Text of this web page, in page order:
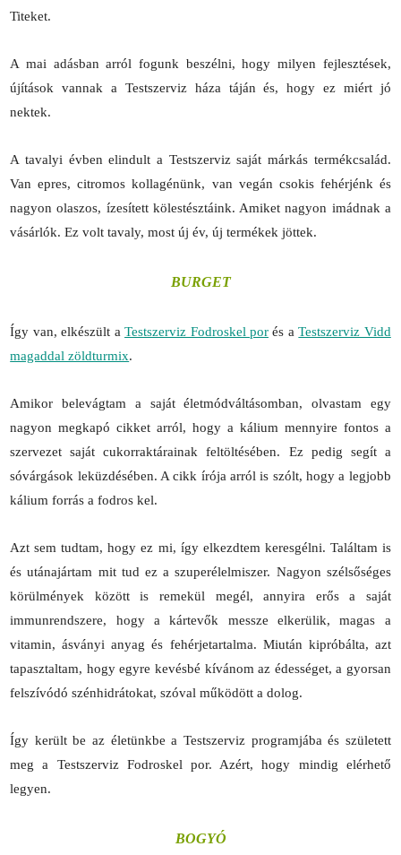
Titeket.
A mai adásban arról fogunk beszélni, hogy milyen fejlesztések,
újítások vannak a Testszerviz háza táján és, hogy ez miért jó
nektek.
A tavalyi évben elindult a Testszerviz saját márkás termékcsalád.
Van epres, citromos kollagénünk, van vegán csokis fehérjénk és
nagyon olaszos, ízesített kölestésztáink. Amiket nagyon imádnak a
vásárlók. Ez volt tavaly, most új év, új termékek jöttek.
BURGET
Így van, elkészült aTestszerviz Fodroskel porés aTestszerviz Vidd
magaddal zöldturmix.
Amikor belevágtam a saját életmódváltásomban, olvastam egy
nagyon megkapó cikket arról, hogy a kálium mennyire fontos a
szervezet saját cukorraktárainak feltöltésében. Ez pedig segít a
sóvárgások leküzdésében. A cikk írója arról is szólt, hogy a legjobb
kálium forrás a fodros kel.
Azt sem tudtam, hogy ez mi, így elkezdtem keresgélni. Találtam is
és utánajártam mit tud ez a szuperélelmiszer. Nagyon szélsőséges
körülmények között is remekül megél, annyira erős a saját
immunrendszere, hogy a kártevők messze elkerülik, magas a
vitamin, ásványi anyag és fehérjetartalma. Miután kipróbálta, azt
tapasztaltam, hogy egyre kevésbé kívánom az édességet, a gyorsan
felszívódó szénhidrátokat, szóval működött a dolog.
Így került be az életünkbe a Testszerviz programjába és született
meg a Testszerviz Fodroskel por. Azért, hogy mindig elérhető
legyen.
BOGYÓ